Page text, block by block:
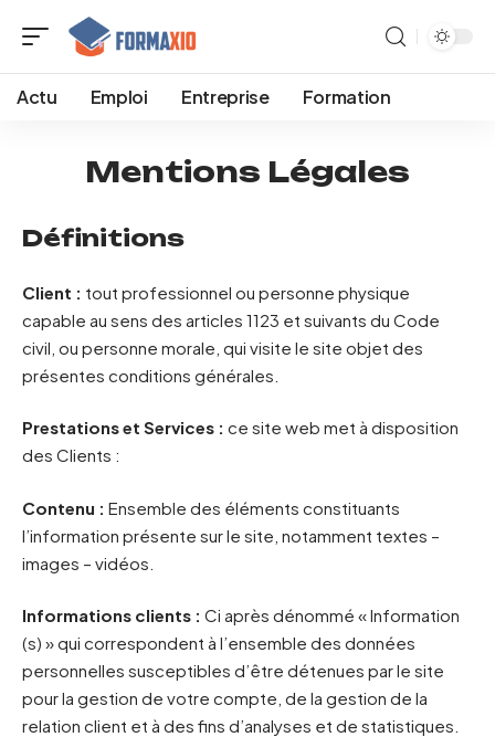
Actu Emploi Entreprise Formation
Mentions Légales
Définitions
Client : tout professionnel ou personne physique
capable au sens des articles 1123 et suivants du Code
civil, ou personne morale, qui visite le site objet des
présentes conditions générales.
Prestations et Services : ce site web met à disposition
des Clients :
Contenu : Ensemble des éléments constituants
l’information présente sur le site, notamment textes –
images – vidéos.
Informations clients : Ci après dénommé « Information
(s) » qui correspondent à l’ensemble des données
personnelles susceptibles d’être détenues par le site
pour la gestion de votre compte, de la gestion de la
relation client et à des fins d’analyses et de statistiques.